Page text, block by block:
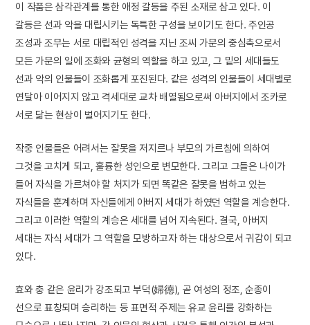
이 작품은 삼각관계를 통한 애정 갈등을 주된 소재로 삼고 있다. 이
갈등은 선과 악을 대립시키는 독특한 구성을 보이기도 한다. 주인공
조성과 조무는 서로 대립적인 성격을 지닌 조씨 가문의 중심축으로서
모든 가문의 일에 조화와 균형의 역할을 하고 있고, 그 밑의 세대들도
선과 악의 인물들이 조화롭게 포진된다. 같은 성격의 인물들이 세대별로
연달아 이어지지 않고 격세대로 교차 배열됨으로써 아버지에서 조카로
서로 닮는 현상이 벌어지기도 한다.
작중 인물들은 어려서는 잘못을 저지르나 부모의 가르침에 의하여
그것을 고치게 되고, 훌륭한 성인으로 변모한다. 그리고 그들은 나이가
들어 자식을 가르쳐야 할 처지가 되면 똑같은 잘못을 범하고 있는
자식들을 훈계하며 자신들에게 아버지 세대가 하였던 역할을 계승한다.
그리고 이러한 역할의 계승은 세대를 넘어 지속된다. 결국, 아버지
세대는 자식 세대가 그 역할을 모방하고자 하는 대상으로서 귀감이 되고
있다.
효와 충 같은 윤리가 강조되고 부덕(婦德), 곧 여성의 정조, 순종이
선으로 표창되며 승리하는 등 표면적 주제는 유교 윤리를 강화하는